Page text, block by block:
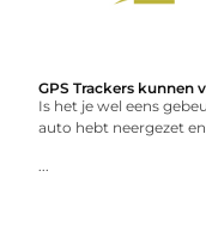
GPS Trackers kunnen
Is het je wel eens
auto hebt neergezet
...